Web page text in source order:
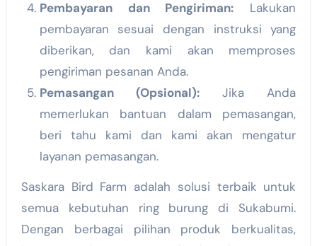
Pembayaran dan Pengiriman: Lakukan
pembayaran sesuai dengan instruksi yang
diberikan, dan kami akan memproses
pengiriman pesanan Anda.
Pemasangan (Opsional):Jika Anda
memerlukan bantuan dalam pemasangan,
beri tahu kami dan kami akan mengatur
layanan pemasangan.
Saskara Bird Farm adalah solusi terbaik untuk
semua kebutuhan ring burung di Sukabumi.
Dengan berbagai pilihan produk berkualitas,